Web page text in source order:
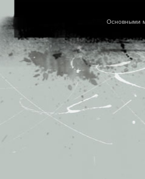
Основными